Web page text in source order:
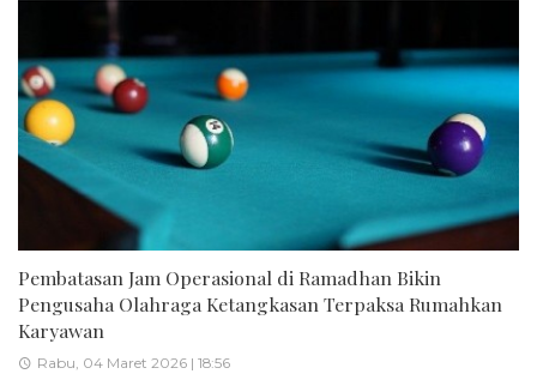
Pembatasan Jam Operasional di Ramadhan Bikin
Pengusaha Olahraga Ketangkasan Terpaksa Rumahkan
Karyawan
Rabu, 04 Maret 2026 | 18:56